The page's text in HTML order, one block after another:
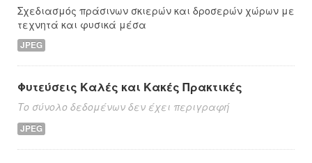
Σχεδιασμός πράσινων σκιερών και δροσερών χώρων με
τεχνητά και φυσικά μέσα
JPEG
Φυτεύσεις Καλές και Κακές Πρακτικές
Το σύνολο δεδομένων δεν έχει περιγραφή
JPEG